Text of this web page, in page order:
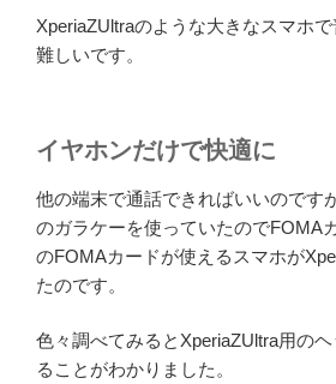
XperiaZUltraのような大きなスマホ
難しいです。
イヤホンだけで快適に
他の端末で通話できればいいのです
のガラケーを使っていたのでFOMA
のFOMAカードが使えるスマホが
たのです。
色々調べてみるとXperiaZUltra用の
ることがわかりました。